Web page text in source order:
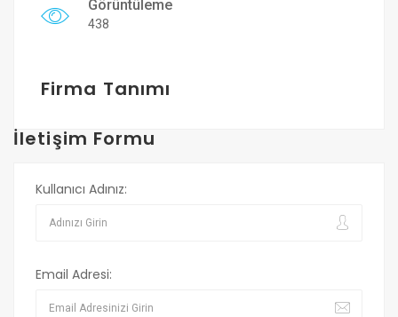
Görüntüleme
438
Firma Tanımı
İletişim Formu
Kullanıcı Adınız:
Email Adresi: